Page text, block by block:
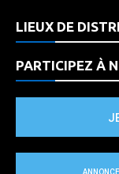
LIEUX DE
PARTICIPEZ À